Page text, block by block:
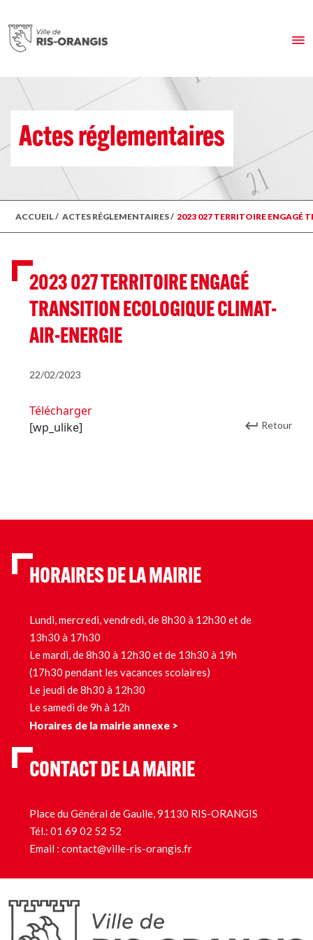
Actes réglementaires
ACCUEIL/ ACTES RÉGLEMENTAIRES/ 2023 027 TERRITOIRE ENGAGÉ
2023 027 TERRITOIRE ENGAGÉ
TRANSITION ECOLOGIQUE CLIMAT-
AIR-ENERGIE
22/02/2023
Télécharger
[wp_ulike]
Retour
HORAIRES DE LA MAIRIE
Lundi, mercredi, vendredi, de 8h30 à 12h30 et de
13h30 à 17h30
Le mardi, de 8h30 à 12h30 et de 13h30 à 19h
(17h30 pendant les vacances scolaires)
Le jeudi de 8h30 à 12h30
Le samedi de 9h à 12h
Horaires de la mairie annexe >
CONTACT DE LA MAIRIE
Place du Général de Gaulle, 91130 RIS-ORANGIS
Tél.: 01 69 02 52 52
Email : contact@ville-ris-orangis.fr